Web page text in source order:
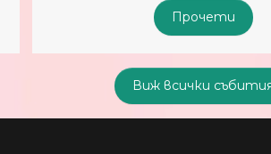
Виж всички